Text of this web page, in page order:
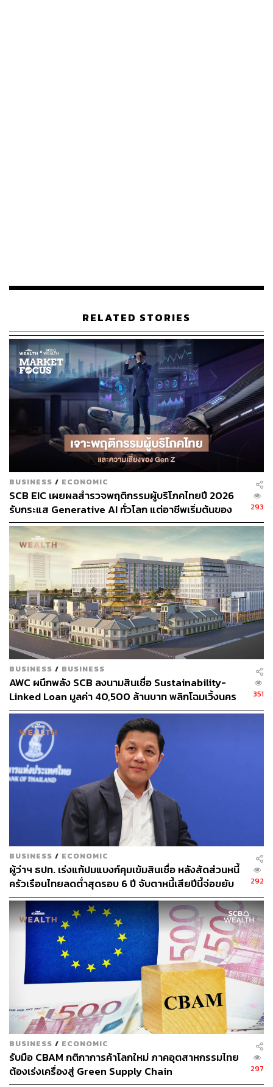
ABOUT THE AUTHOR
THE STANDARD WEALTH
สำนักข่าวเศรษฐกิจ ธุรกิจ และการลงทุน โดย
ทีมข่าว THE STANDARD
RELATED STORIES
BUSINESS / ECONOMIC
SCB EIC เผยผลสำรวจพฤติกรรมผู้บริโภคไทยปี 2026
รับกระแส Generative AI ทั่วโลก แต่อาชีพเริ่มต้นของ
Gen Z เผชิญความเสี่ยงความมั่นคง
293
BUSINESS / BUSINESS
AWC ผนึกพลัง SCB ลงนามสินเชื่อ Sustainability-
Linked Loan มูลค่า 40,500 ล้านบาท พลิกโฉมเวิ้งนคร
เกษมสู่มิกซ์ยูสระดับโลก
351
BUSINESS / ECONOMIC
ผู้ว่าฯ ธปท. เร่งแก้ปมแบงก์คุมเข้มสินเชื่อ หลังสัดส่วนหนี้
ครัวเรือนไทยลดต่ำสุดรอบ 6 ปี จับตาหนี้เสียปีนี้จ่อขยับ
ขึ้น
292
BUSINESS / ECONOMIC
รับมือ CBAM กติกาการค้าโลกใหม่ ภาคอุตสาหกรรมไทย
ต้องเร่งเครื่องสู่ Green Supply Chain
297